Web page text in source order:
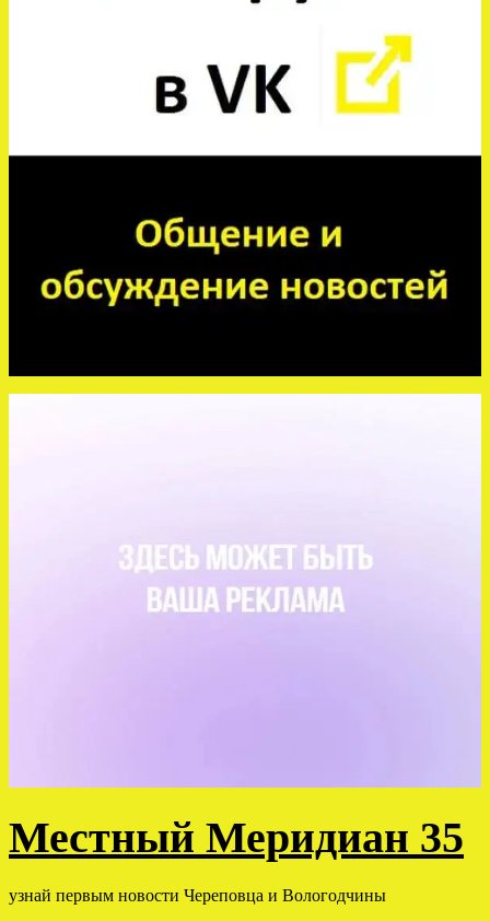
Местный Меридиан 35
узнай первым новости Череповца и Вологодчины